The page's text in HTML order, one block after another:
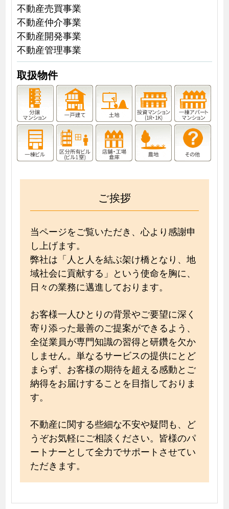
不動産売買事業
不動産仲介事業
不動産開発事業
不動産管理事業
取扱物件
ご挨拶
当ページをご覧いただき、心より感謝申
し上げます。
弊社は「人と人を結ぶ架け橋となり、地
域社会に貢献する」という使命を胸に、
日々の業務に邁進しております。
お客様一人ひとりの背景やご要望に深く
寄り添った最善のご提案ができるよう、
全従業員が専門知識の習得と研鑽を欠か
しません。単なるサービスの提供にとど
まらず、お客様の期待を超える感動とご
納得をお届けすることを目指しておりま
す。
不動産に関する些細な不安や疑問も、ど
うぞお気軽にご相談ください。皆様のパ
ートナーとして全力でサポートさせてい
ただきます。